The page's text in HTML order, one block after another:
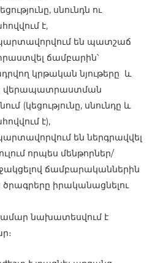
սնունդն ու
է,
են պատշաճ
ճամբարին՝
կրթական նյութերը և
վերապատրաստման
(կեցությունը, սնունդը և
է),
են ներգրավվել
որպես մենթորներ/
ճամբարականներին
ծրագրերը իրականացնելու
նախատեսվում է